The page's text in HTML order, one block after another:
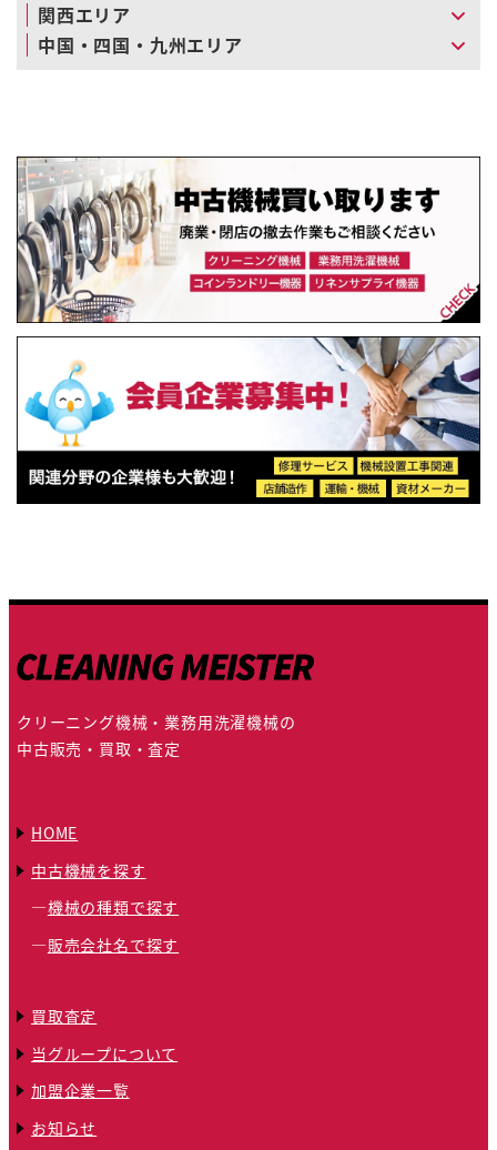
関西エリア
中国・四国・九州エリア
クリーニング機械・業務用洗濯機械の
中古販売・買取・査定
HOME
中古機械を探す
機械の種類で探す
販売会社名で探す
買取査定
当グループについて
加盟企業一覧
お知らせ